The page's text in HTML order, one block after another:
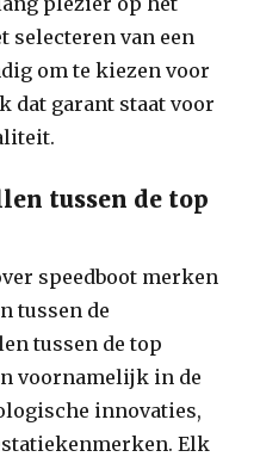
selecteren van een
om te kiezen voor
dat garant staat voor
tussen de top
speedboot merken
tussen de
tussen de top
voornamelijk in de
innovaties,
Elk